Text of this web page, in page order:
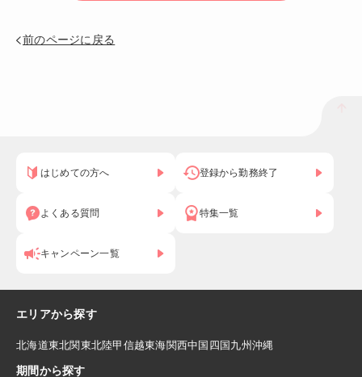
前のページに戻る
はじめての方へ 登録から勤務終了
よくある質問 特集一覧
キャンペーン一覧
エリアから探す
北海道東北関東北陸甲信越東海関西中国 四国九州沖縄
期間から探す